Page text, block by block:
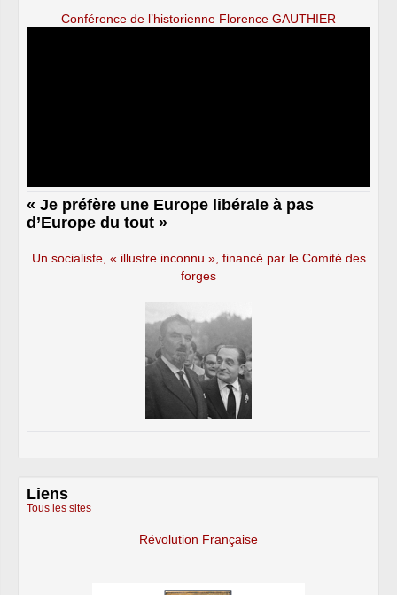
Conférence de l’historienne Florence GAUTHIER
« Je préfère une Europe libérale à pas
d’Europe du tout »
Un socialiste, « illustre inconnu », financé par le Comité des
forges
Liens
Tous les sites
Révolution Française